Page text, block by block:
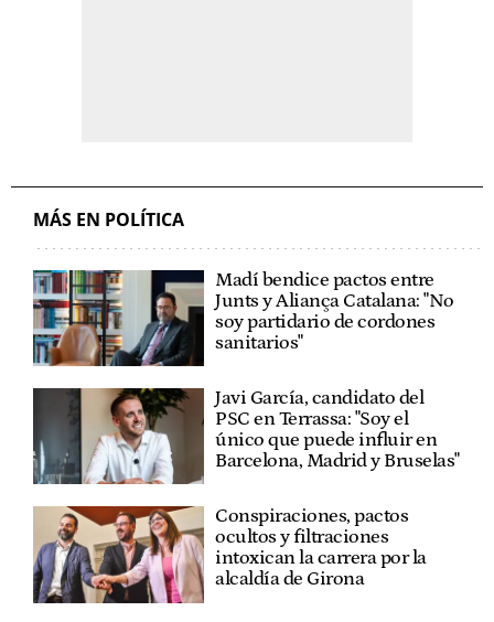
MÁS EN POLÍTICA
Madí bendice pactos entre
Junts y Aliança Catalana: "No
soy partidario de cordones
sanitarios"
Javi García, candidato del
PSC en Terrassa: "Soy el
único que puede influir en
Barcelona, Madrid y Bruselas"
Conspiraciones, pactos
ocultos y filtraciones
intoxican la carrera por la
alcaldía de Girona